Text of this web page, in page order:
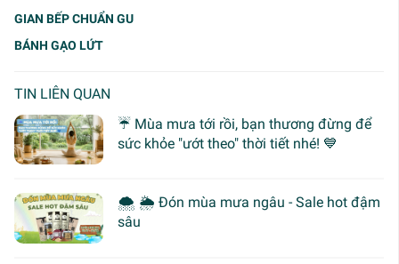
GIAN BẾP CHUẨN GU
BÁNH GẠO LỨT
TIN LIÊN QUAN
☔ Mùa mưa tới rồi, bạn thương đừng để
sức khỏe "ướt theo" thời tiết nhé! 💙
🌨 🌦 Đón mùa mưa ngâu - Sale hot đậm
sâu